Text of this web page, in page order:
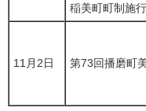
稲美町町制施
11月2日 第73回播磨町